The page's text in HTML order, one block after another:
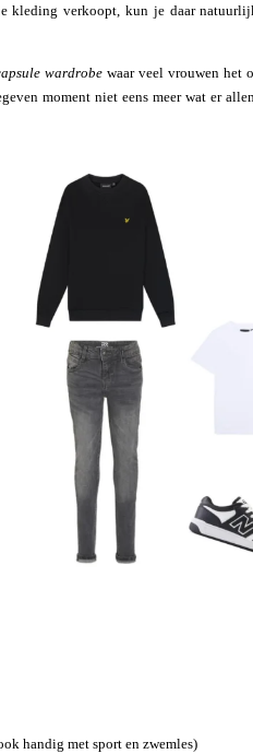
kleding verkoopt, kun je daar
wardrobe waar veel vrouwen het
moment niet eens meer wat er
handig met sport en zwemles)